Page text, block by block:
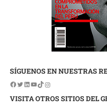
SÍGUENOS EN NUESTRAS
VISITA OTROS SITIOS DEL